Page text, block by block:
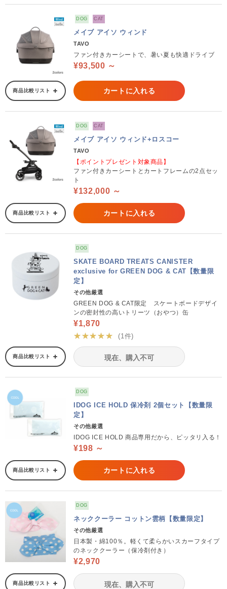
DOG CAT
メイブ アイソ ウィンド
TAVO
ファン付きカーシートで、暑い夏も快適ドライブ
¥93,500 ～
商品比較リスト カートに入れる
DOG CAT
メイブ アイソ ウィンド+ロスコー
TAVO
【ポイントプレゼント対象商品】
ファン付きカーシートとカートフレームの2点セッ
ト
¥132,000 ～
商品比較リスト カートに入れる
DOG
SKATE BOARD TREATS CANISTER
exclusive for GREEN DOG & CAT【数量限
定】
その他厳選
GREEN DOG & CAT限定 スケートボードデザイ
ンの密封性の高いトリーツ（おやつ）缶
¥1,870
★★★★★
(1件)
商品比較リスト 現在、購入不可
DOG
IDOG ICE HOLD 保冷剤 2個セット【数量限
定】
その他厳選
IDOG ICE HOLD 商品専用だから、ピッタリ入る！
¥198 ～
商品比較リスト カートに入れる
DOG
ネッククーラー コットン雲柄【数量限定】
その他厳選
日本製・綿100％。軽くて柔らかいスカーフタイプ
のネッククーラー（保冷剤付き）
¥2,970
商品比較リスト 現在、購入不可